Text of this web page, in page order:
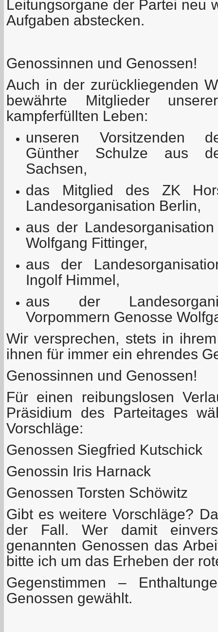
Leitungsorgane der Partei neu
Aufgaben abstecken.
Genossinnen und Genossen!
Auch in der zurückliegenden
bewährte Mitglieder
kampferfüllten Leben:
unseren Vorsitzenden
Günther Schulze aus
Sachsen,
das Mitglied des ZK
Landesorganisation Berlin,
aus der
Wolfgang Fittinger,
aus der
Ingolf Himmel,
aus der
Vorpommern Genosse
Wir versprechen, stets in
ihnen für immer ein ehrendes
Genossinnen und Genossen!
Für einen reibungslosen
Präsidium des Parteitages
Vorschläge:
Genossen Siegfried Kutschick
Genossin Iris Harnack
Genossen Torsten Schöwitz
Gibt es weitere Vorschläge?
der Fall. Wer damit
genannten Genossen das
bitte ich um das Erheben der
Gegenstimmen –
Genossen gewählt.